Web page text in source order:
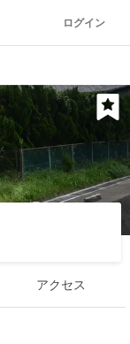
ログイン
アクセス